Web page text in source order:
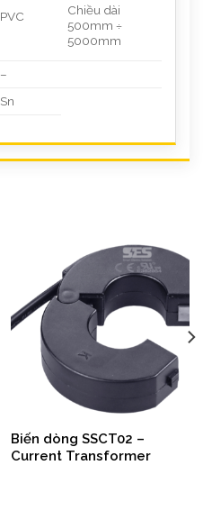
PVC
Chiều dài
500mm ÷
5000mm
–
Sn
Biến dòng SSCT02 –
Current Transformer